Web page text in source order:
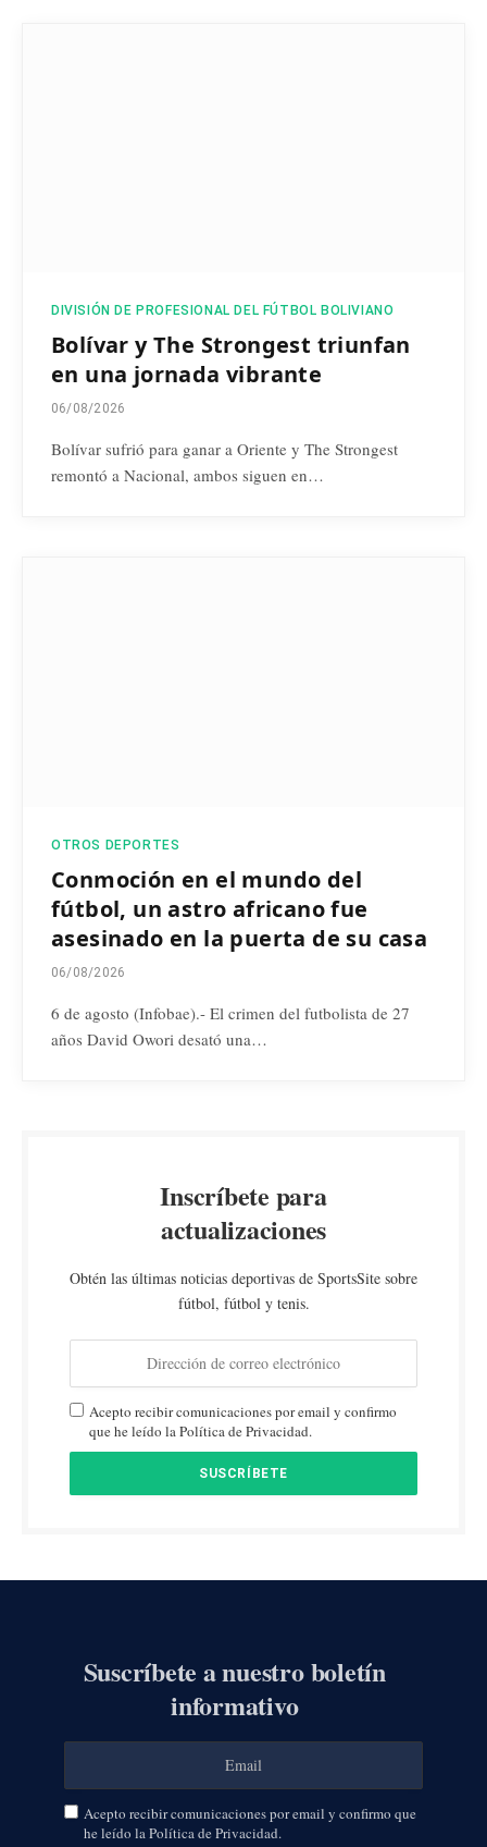
DIVISIÓN DE PROFESIONAL DEL FÚTBOL BOLIVIANO
Bolívar y The Strongest triunfan
en una jornada vibrante
06/08/2026
Bolívar sufrió para ganar a Oriente y The Strongest
remontó a Nacional, ambos siguen en…
OTROS DEPORTES
Conmoción en el mundo del
fútbol, un astro africano fue
asesinado en la puerta de su casa
06/08/2026
6 de agosto (Infobae).- El crimen del futbolista de 27
años David Owori desató una…
Inscríbete para
actualizaciones
Obtén las últimas noticias deportivas de SportsSite sobre
fútbol, fútbol y tenis.
Acepto recibir comunicaciones por email y confirmo
que he leído la Política de Privacidad.
Suscríbete a nuestro boletín
informativo
Acepto recibir comunicaciones por email y confirmo que
he leído la Política de Privacidad.